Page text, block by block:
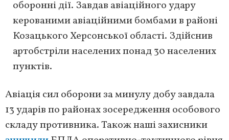
оборонні дії. Завдав авіаційного удару
керованими авіаційними бомбами в районі
Козацького Херсонської області. Здійснив
артобстріли населених понад 30 населених
пунктів.
Авіація сил оборони за минулу добу завдала
13 ударів по районах зосередження особового
складу противника. Також наші захисники